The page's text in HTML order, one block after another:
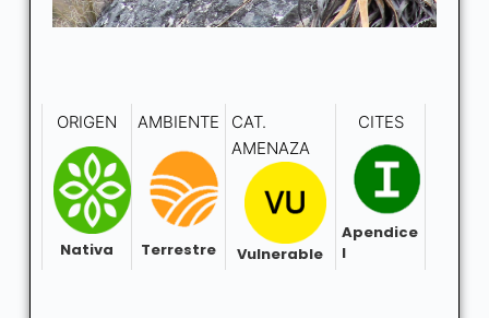
ORIGEN
Nativa
AMBIENTE
Terrestre
CAT.
AMENAZA
Vulnerable
CITES
Apendice
I